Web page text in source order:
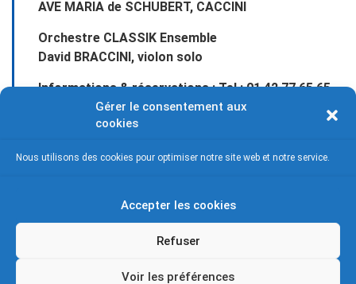
Gérer le consentement aux
cookies
Nous utilisons des cookies pour optimiser notre site web et notre service.
Accepter les cookies
Refuser
Voir les préférences
AVE MARIA de SCHUBERT, CACCINI
Orchestre CLASSIK Ensemble
David BRACCINI, violon solo
Informations & réservations : Tel : 01 42 77 65 65
Plus d'informations